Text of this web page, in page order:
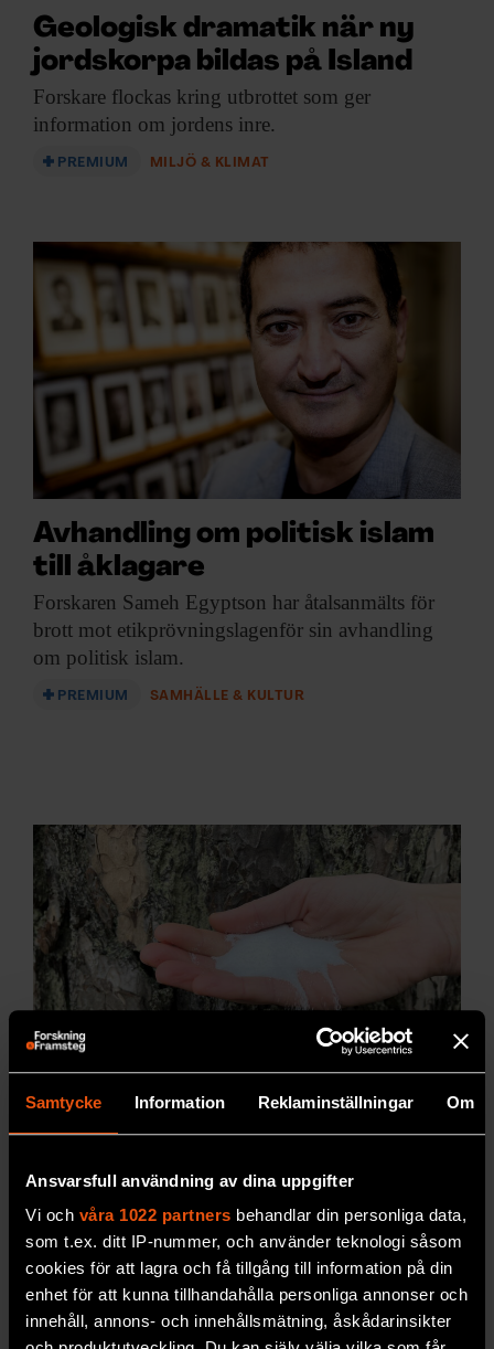
Samtycke Information Reklaminställningar Om
Ansvarsfull användning av dina uppgifter
Vi och våra 1022 partners behandlar din personliga data,
som t.ex. ditt IP-nummer, och använder teknologi såsom
cookies för att lagra och få tillgång till information på din
enhet för att kunna tillhandahålla personliga annonser och
innehåll, annons- och innehållsmätning, åskådarinsikter
Geologisk dramatik när ny
jordskorpa bildas på Island
Forskare flockas kring utbrottet som ger
information om jordens inre.
PREMIUM MILJÖ & KLIMAT
Avhandling om politisk islam
till åklagare
Forskaren Sameh Egyptson har åtalsanmälts för
brott mot etikprövningslagenför sin avhandling
om politisk islam.
PREMIUM SAMHÄLLE & KULTUR
Natriumbatteri minskar
metaller
Byt ut litiummot natrium och batteriet blir både
hållbarare och billigare.